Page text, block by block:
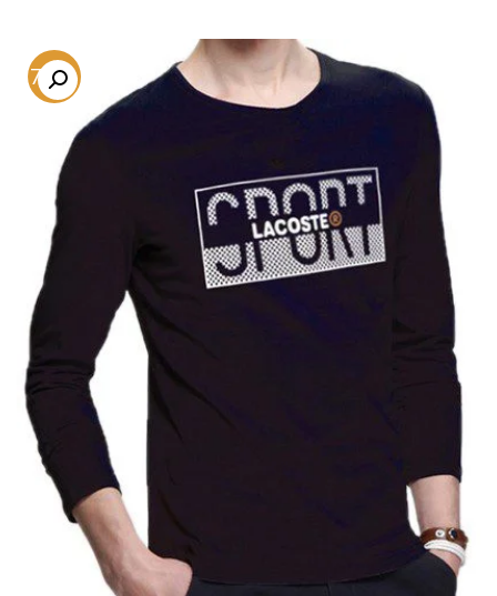
-74%